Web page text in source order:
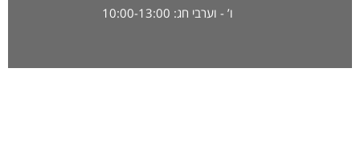
ו’ - וערבי חג: 10:00-13:00